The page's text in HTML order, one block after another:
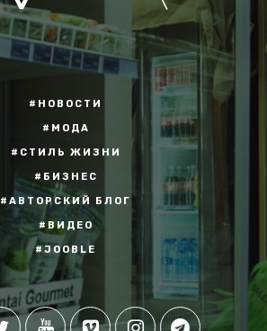
#НОВОСТИ
#МОДА
#СТИЛЬ ЖИЗНИ
#БИЗНЕС
#АВТОРСКИЙ БЛОГ
#ВИДЕО
#JOOBLE